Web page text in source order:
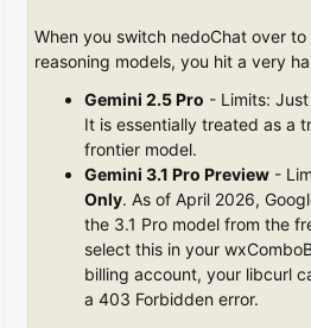
When you switch nedoChat over
reasoning models, you hit a very
Gemini 2.5 Pro - Limits: Just
It is essentially treated as a
frontier model.
Gemini 3.1 Pro Preview -
Only. As of April 2026,
the 3.1 Pro model from the
select this in your
billing account, your libcurl
a 403 Forbidden error.